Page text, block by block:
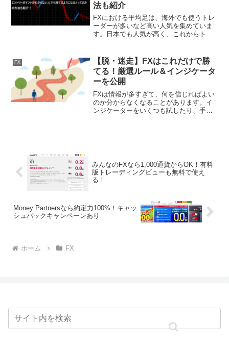
法も紹介
FXにおける平均足は、海外でも使うトレ
ーダーが多いなど高い人気を集めていま
す。日本でも人気が高く、これからトレ
平均足をチャートに入れてトレードをし
ても、「なかなかうまく...
FX
【脱・迷走】FXはこれだけで勝
てる！厳選ルール＆インジケータ
ーを公開
FXは情報が多すぎて、何を信じればよい
のか分からなくなることがあります。イ
ンジケーターをいくつも試したり、手法
みんなのFXなら1,000通貨からOK！有料
版トレーディングビューも無料で使え
る！
Money Partnersなら約定力100%！キャッ
シュバックキャンペーンあり
ホーム FX